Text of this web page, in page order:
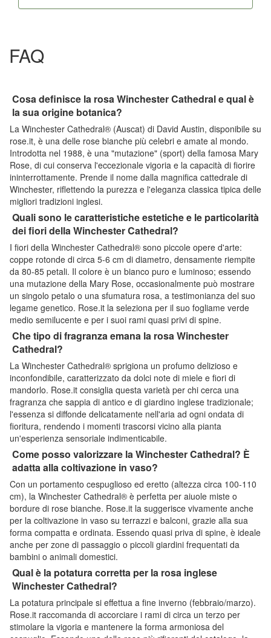
FAQ
Cosa definisce la rosa Winchester Cathedral e qual è
la sua origine botanica?
La Winchester Cathedral® (Auscat) di David Austin, disponibile su
rose.it, è una delle rose bianche più celebri e amate al mondo.
Introdotta nel 1988, è una "mutazione" (sport) della famosa Mary
Rose, di cui conserva l'eccezionale vigoria e la capacità di fiorire
ininterrottamente. Prende il nome dalla magnifica cattedrale di
Winchester, riflettendo la purezza e l'eleganza classica tipica delle
migliori tradizioni inglesi.
Quali sono le caratteristiche estetiche e le particolarità
dei fiori della Winchester Cathedral?
I fiori della Winchester Cathedral® sono piccole opere d'arte:
coppe rotonde di circa 5-6 cm di diametro, densamente riempite
da 80-85 petali. Il colore è un bianco puro e luminoso; essendo
una mutazione della Mary Rose, occasionalmente può mostrare
un singolo petalo o una sfumatura rosa, a testimonianza del suo
legame genetico. Rose.it la seleziona per il suo fogliame verde
medio semilucente e per i suoi rami quasi privi di spine.
Che tipo di fragranza emana la rosa Winchester
Cathedral?
La Winchester Cathedral® sprigiona un profumo delizioso e
inconfondibile, caratterizzato da dolci note di miele e fiori di
mandorlo. Rose.it consiglia questa varietà per chi cerca una
fragranza che sappia di antico e di giardino inglese tradizionale;
l'essenza si diffonde delicatamente nell'aria ad ogni ondata di
fioritura, rendendo i momenti trascorsi vicino alla pianta
un'esperienza sensoriale indimenticabile.
Come posso valorizzare la Winchester Cathedral? È
adatta alla coltivazione in vaso?
Con un portamento cespuglioso ed eretto (altezza circa 100-110
cm), la Winchester Cathedral® è perfetta per aiuole miste o
bordure di rose bianche. Rose.it la suggerisce vivamente anche
per la coltivazione in vaso su terrazzi e balconi, grazie alla sua
forma compatta e ordinata. Essendo quasi priva di spine, è ideale
anche per zone di passaggio o piccoli giardini frequentati da
bambini o animali domestici.
Qual è la potatura corretta per la rosa inglese
Winchester Cathedral?
La potatura principale si effettua a fine inverno (febbraio/marzo).
Rose.it raccomanda di accorciare i rami di circa un terzo per
stimolare la vigoria e mantenere la forma armoniosa del